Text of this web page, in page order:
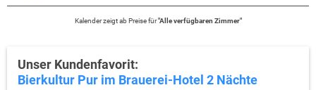
Kalender zeigtab Preise für"Alle verfügbaren Zimmer"
Unser Kundenfavorit:
Bierkultur Pur im Brauerei-Hotel 2 Nächte